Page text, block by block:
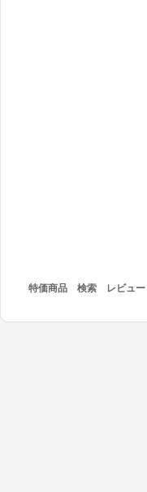
特価商品 検索 レビュー